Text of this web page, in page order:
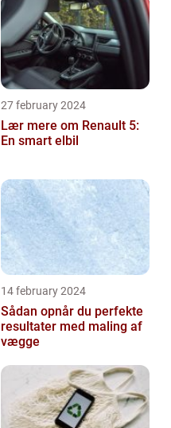
27 february 2024
Lær mere om Renault 5:
En smart elbil
14 february 2024
Sådan opnår du perfekte
resultater med maling af
vægge